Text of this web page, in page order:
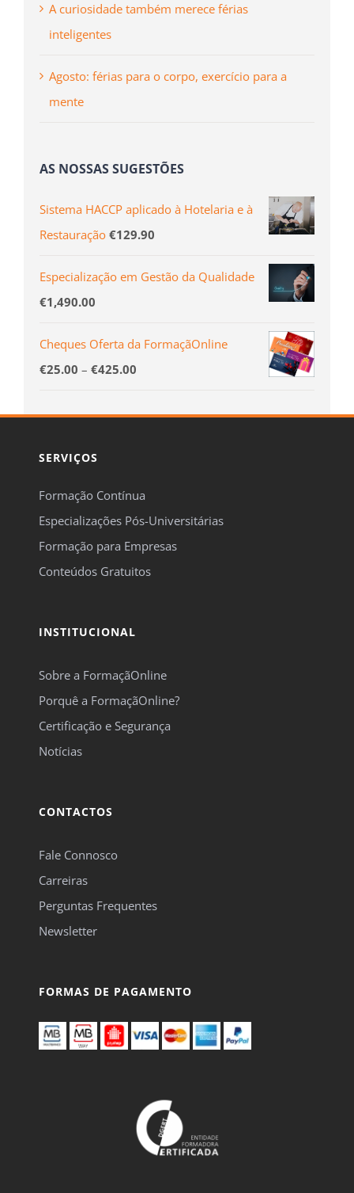
A curiosidade também merece férias
inteligentes
Agosto: férias para o corpo, exercício para a
mente
AS NOSSAS SUGESTÕES
Sistema HACCP aplicado à Hotelaria e à
Restauração €129.90
Especialização em Gestão da Qualidade
€1,490.00
Cheques Oferta da FormaçãOnline
€25.00 – €425.00
€25.00
SERVIÇOS
Formação Contínua
Especializações Pós-Universitárias
Formação para Empresas
Conteúdos Gratuitos
INSTITUCIONAL
Sobre a FormaçãOnline
Porquê a FormaçãOnline?
Certificação e Segurança
Notícias
CONTACTOS
Fale Connosco
Carreiras
Perguntas Frequentes
Newsletter
FORMAS DE PAGAMENTO